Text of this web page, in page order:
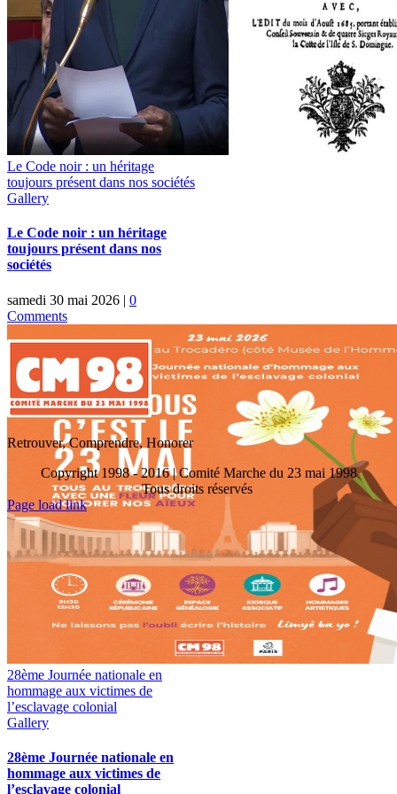
Le Code noir : un héritage
toujours présent dans nos sociétés
Gallery
Le Code noir : un héritage
toujours présent dans nos
sociétés
samedi 30 mai 2026 | 0
Comments
28ème Journée nationale en
hommage aux victimes de
l’esclavage colonial
Gallery
28ème Journée nationale en
hommage aux victimes de
l’esclavage colonial
Retrouver, Comprendre, Honorer
Copyright 1998 - 2016 | Comité Marche du 23 mai 1998
Tous droits réservés
Toggle
Sliding
Area
Page load link
Go
Top